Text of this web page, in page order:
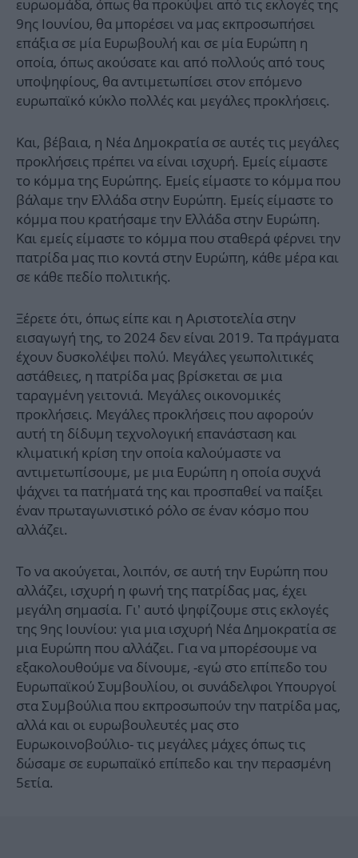
ευρωομάδα, όπως θα προκύψει από τις εκλογές της
9ης Ιουνίου, θα μπορέσει να μας εκπροσωπήσει
επάξια σε μία Ευρωβουλή και σε μία Ευρώπη η
οποία, όπως ακούσατε και από πολλούς από τους
υποψηφίους, θα αντιμετωπίσει στον επόμενο
ευρωπαϊκό κύκλο πολλές και μεγάλες προκλήσεις.
Και, βέβαια, η Νέα Δημοκρατία σε αυτές τις μεγάλες
προκλήσεις πρέπει να είναι ισχυρή. Εμείς είμαστε
το κόμμα της Ευρώπης. Εμείς είμαστε το κόμμα που
βάλαμε την Ελλάδα στην Ευρώπη. Εμείς είμαστε το
κόμμα που κρατήσαμε την Ελλάδα στην Ευρώπη.
Και εμείς είμαστε το κόμμα που σταθερά φέρνει την
πατρίδα μας πιο κοντά στην Ευρώπη, κάθε μέρα και
σε κάθε πεδίο πολιτικής.
Ξέρετε ότι, όπως είπε και η Αριστοτελία στην
εισαγωγή της, το 2024 δεν είναι 2019. Τα πράγματα
έχουν δυσκολέψει πολύ. Μεγάλες γεωπολιτικές
αστάθειες, η πατρίδα μας βρίσκεται σε μια
ταραγμένη γειτονιά. Μεγάλες οικονομικές
προκλήσεις. Μεγάλες προκλήσεις που αφορούν
αυτή τη δίδυμη τεχνολογική επανάσταση και
κλιματική κρίση την οποία καλούμαστε να
αντιμετωπίσουμε, με μια Ευρώπη η οποία συχνά
ψάχνει τα πατήματά της και προσπαθεί να παίξει
έναν πρωταγωνιστικό ρόλο σε έναν κόσμο που
αλλάζει.
Το να ακούγεται, λοιπόν, σε αυτή την Ευρώπη που
αλλάζει, ισχυρή η φωνή της πατρίδας μας, έχει
μεγάλη σημασία. Γι’ αυτό ψηφίζουμε στις εκλογές
της 9ης Ιουνίου: για μια ισχυρή Νέα Δημοκρατία σε
μια Ευρώπη που αλλάζει. Για να μπορέσουμε να
εξακολουθούμε να δίνουμε, -εγώ στο επίπεδο του
Ευρωπαϊκού Συμβουλίου, οι συνάδελφοι Υπουργοί
στα Συμβούλια που εκπροσωπούν την πατρίδα μας,
αλλά και οι ευρωβουλευτές μας στο
Ευρωκοινοβούλιο- τις μεγάλες μάχες όπως τις
δώσαμε σε ευρωπαϊκό επίπεδο και την περασμένη
5ετία.